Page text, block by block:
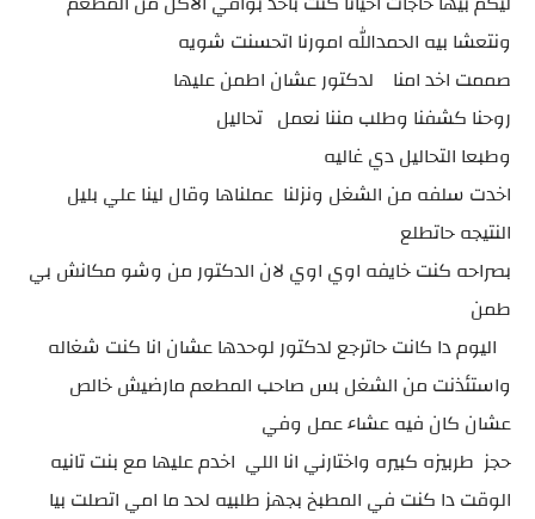
ونتعشا بيه الحمدالله امورنا اتحسنت شويه
صممت اخد امنا لدكتور عشان اطمن عليها
روحنا كشفنا وطلب مننا نعمل تحاليل
وطبعا التحاليل دي غاليه
اخدت سلفه من الشغل ونزلنا عملناها وقال لينا علي بليل
النتيجه حاتطلع
بصراحه كنت خايفه اوي اوي لان الدكتور من وشو مكانش بي
طمن
اليوم دا كانت حاترجع لدكتور لوحدها عشان انا كنت شغاله
واستئذنت من الشغل بس صاحب المطعم مارضيش خالص
عشان كان فيه عشاء عمل وفي
حجز طربيزه كبيره واختارني انا اللي اخدم عليها مع بنت تانيه
الوقت دا كنت في المطبخ بجهز طلبيه لحد ما امي اتصلت بيا